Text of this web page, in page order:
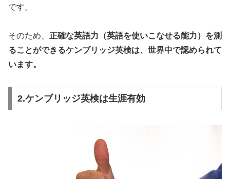
です。
そのため、 正確な英語力（英語を使いこなせる能力）を測
ることができるケンブリッジ英検は、世界中で認められて
います。
2.ケンブリッジ英検は生涯有効